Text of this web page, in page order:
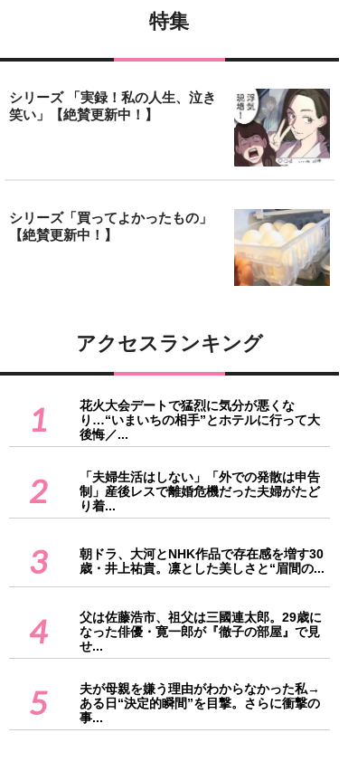
特集
シリーズ 「実録！私の人生、泣き
笑い」【絶賛更新中！】
シリーズ「買ってよかったもの」
【絶賛更新中！】
アクセスランキング
1
花火大会デートで猛烈に気分が悪くな
り…“いまいちの相手”とホテルに行って大
後悔／...
2
「夫婦生活はしない」「外での発散は申告
制」産後レスで離婚危機だった夫婦がたど
り着...
3
朝ドラ、大河とNHK作品で存在感を増す30
歳・井上祐貴。凛とした美しさと“眉間の...
4
父は佐藤浩市、祖父は三國連太郎。29歳に
なった俳優・寛一郎が『徹子の部屋』で見
せ...
5
夫が母親を嫌う理由がわからなかった私→
ある日“決定的瞬間”を目撃。さらに衝撃の
事...